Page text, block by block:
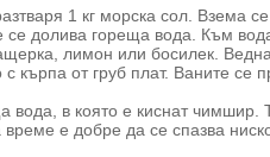
1 кг морска сол. Взема
се долива гореща вода. Към
лимон или босилек.
кърпа от груб плат. Ваните се
вода, в която е киснат
е добре да се спазва